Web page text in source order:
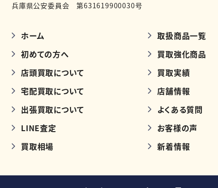
兵庫県公安委員会 第631619900030号
ホーム
初めての方へ
店頭買取について
宅配買取について
出張買取について
LINE査定
買取相場
取扱商品一覧
買取強化商品
買取実績
店舗情報
よくある質問
お客様の声
新着情報